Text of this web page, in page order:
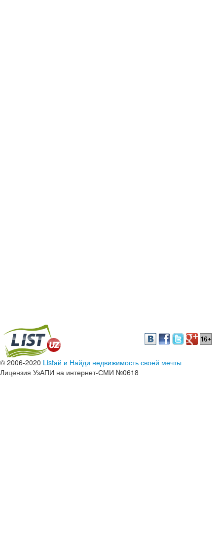
© 2006-2020 Listай и Найди недвижимость своей мечты
Лицензия УзАПИ на интернет-СМИ №0618